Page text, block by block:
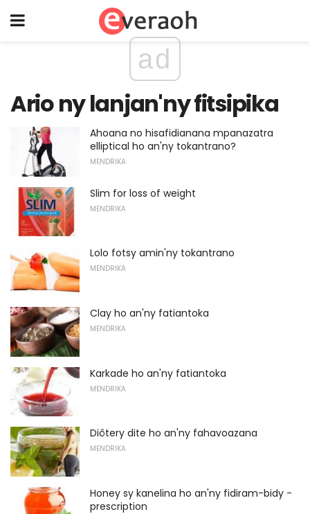
ad
Ario ny lanjan'ny fitsipika
Ahoana no hisafidianana mpanazatra
elliptical ho an'ny tokantrano?
MENDRIKA
Slim for loss of weight
MENDRIKA
Lolo fotsy amin'ny tokantrano
MENDRIKA
Clay ho an'ny fatiantoka
MENDRIKA
Karkade ho an'ny fatiantoka
MENDRIKA
Diôtery dite ho an'ny fahavoazana
MENDRIKA
Honey sy kanelina ho an'ny fidiram-bidy -
prescription